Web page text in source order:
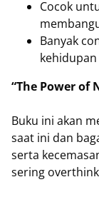
Cocok
Banyak
“The Power of
Buku ini akan
saat ini dan
serta
sering